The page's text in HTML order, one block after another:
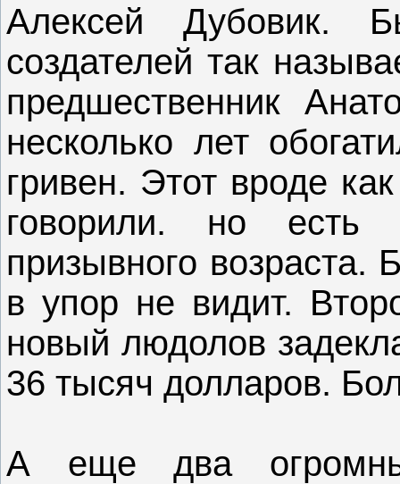
Алексей Дубовик.
создателей так
предшественник
несколько лет
гривен. Этот вроде
говорили. но
призывного возраста.
в упор не видит.
новый людолов
36 тысяч долларов.
А еще два